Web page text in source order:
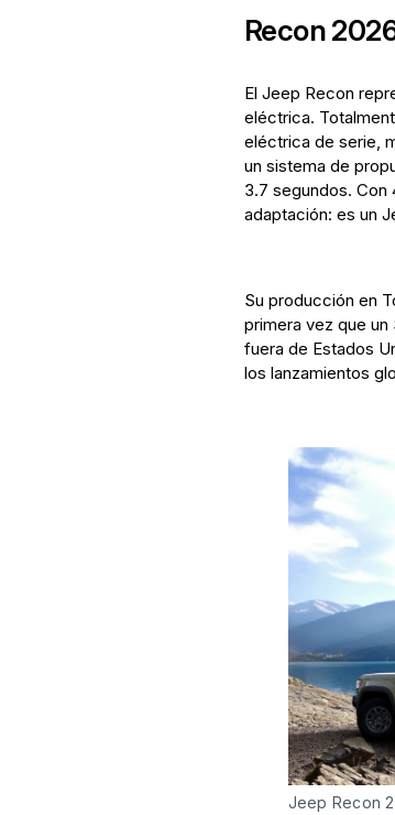
Recon
El Jeep Recon
eléctrica.
eléctrica de serie,
un sistema de
3.7 segundos. Con
adaptación: es un
Su producción en
primera vez que
fuera de Estados
los lanzamientos
Jeep Recon